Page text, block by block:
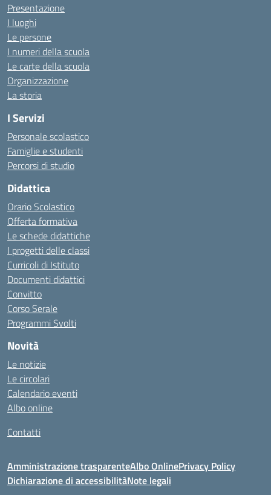
Presentazione
I luoghi
Le persone
I numeri della scuola
Le carte della scuola
Organizzazione
La storia
I Servizi
Personale scolastico
Famiglie e studenti
Percorsi di studio
Didattica
Orario Scolastico
Offerta formativa
Le schede didattiche
I progetti delle classi
Curricoli di Istituto
Documenti didattici
Convitto
Corso Serale
Programmi Svolti
Novità
Le notizie
Le circolari
Calendario eventi
Albo online
Contatti
Amministrazione trasparenteAlbo OnlinePrivacy Policy
Dichiarazione di accessibilitàNote legali